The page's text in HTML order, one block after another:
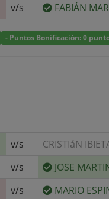
v/s FABIÁN
- Puntos Bonificación: 0
v/s CRISTIáN
v/s JOSE
v/s MARIO